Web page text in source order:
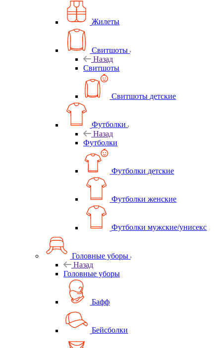
Жилеты
Свитшоты
Назад
Свитшоты
Свитшоты детские
Футболки
Назад
Футболки
Футболки детские
Футболки женские
Футболки мужские/унисекс
Головные уборы
Назад
Головные уборы
Бафф
Бейсболки